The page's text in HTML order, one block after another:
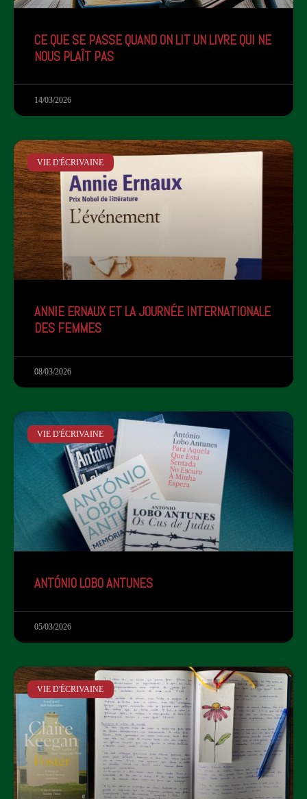
CE QUE SE PASSE QUAND ON LIT UN LIVRE QUI NE
NOUS PLAÎT PAS
14/03/2026
VIE D'ÉCRIVAINE
ANNIE ERNAUX ET LA JOURNÉE INTERNATIONALE
DES FEMMES
08/03/2026
VIE D'ÉCRIVAINE
ANTÓNIO LOBO ANTUNES
05/03/2026
VIE D'ÉCRIVAINE